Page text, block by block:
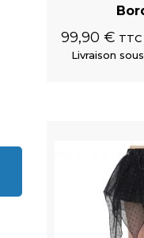
99,90 € TTC
Livraison